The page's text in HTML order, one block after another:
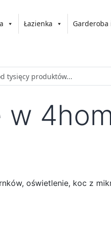
Łazienka
w
oświetlenie, koc z